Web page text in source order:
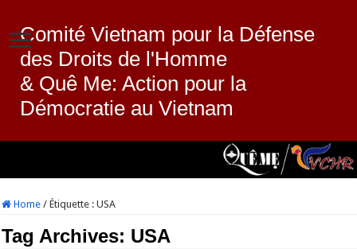
Comité Vietnam pour la Défense
des Droits de l'Homme
& Quê Me: Action pour la
Démocratie au Vietnam
Home / Étiquette :USA
Tag Archives: USA